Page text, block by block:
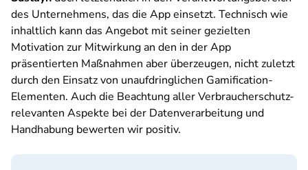
des Unternehmens, das die App einsetzt. Technisch wie
inhaltlich kann das Angebot mit seiner gezielten
Motivation zur Mitwirkung an den in der App
präsentierten Maßnahmen aber überzeugen, nicht zuletzt
durch den Einsatz von unaufdringlichen Gamification-
Elementen. Auch die Beachtung aller Verbraucherschutz-
relevanten Aspekte bei der Datenverarbeitung und
Handhabung bewerten wir positiv.